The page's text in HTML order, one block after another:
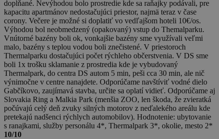
dopĺňané. Nevýhodou bolo prostredie kde sa raňajky podávali, pre
kapacitu apartmánov nedostačujúci priestor, najmä teraz v čase
corony. Večere je možné si doplatiť vo vedľajšom hoteli 10€/os.
Výhodou bol neobmedzený (opakovaný) vstup do Themalparku.
Vnútorné bazény boli ok, vonkajšie bazény sme využívali veľmi
malo, bazény s teplou vodou boli znečistené. V priestoroch
Thermalparku dostačujúci počet rýchleho občerstvenia. V DS sme
boli 1x trošku sklamanie z prostredia kde je vybudovaný
Thermalpark, do centra DS autom 5 min, peši cca 30 min, ale nič
výnimočne v centre nanajdete. Odporúčame navštíviť vodné dielo
Gabčíkovo, zaujímavá stavba, určite sa oplatí vidieť. Odporúčame aj
Slovakia Ring a Malkia Park (menšia ZOO, len škoda, že zvieratká
počúvajú celý deň zvuky silných motorov z neďalekého areálu kde
pretekajú nadšenci rýchlych automobilov). Hodnotenie: ubytovanie
s ranajkami, služby personálu 4*, Thermalpark 3*, okolie, mesto 2*
10/10